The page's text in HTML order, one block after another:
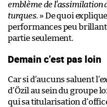
emblème de l’assimilation
turques. » De quoi
performances peu
partie seulement.
Demain c’est pas loin
Car si d’aucuns saluent
d’Özil au sein du groupe
qui sa titularisation